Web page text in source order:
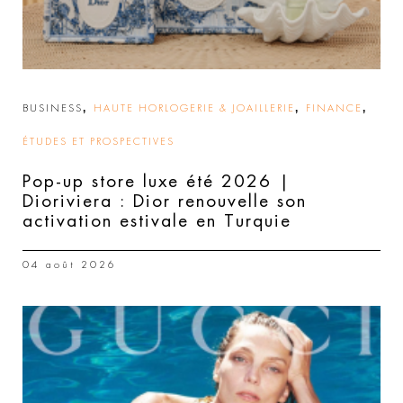
BUSINESS, HAUTE HORLOGERIE & JOAILLERIE , FINANCE ,
ÉTUDES ET PROSPECTIVES
Pop-up store luxe été 2026 |
Dioriviera : Dior renouvelle son
activation estivale en Turquie
04 août 2026